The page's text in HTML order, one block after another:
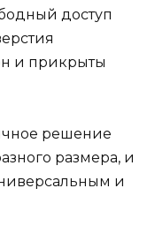
доступ
и прикрыты
решение
размера, и
и